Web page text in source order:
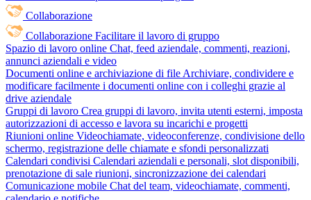
Collaborazione
Collaborazione Facilitare il lavoro di gruppo
Spazio di lavoro online Chat, feed aziendale, commenti, reazioni,
annunci aziendali e video
Documenti online e archiviazione di file Archiviare, condividere e
modificare facilmente i documenti online con i colleghi grazie al
drive aziendale
Gruppi di lavoro Crea gruppi di lavoro, invita utenti esterni, imposta
autorizzazioni di accesso e lavora su incarichi e progetti
Riunioni online Videochiamate, videoconferenze, condivisione dello
schermo, registrazione delle chiamate e sfondi personalizzati
Calendari condivisi Calendari aziendali e personali, slot disponibili,
prenotazione di sale riunioni, sincronizzazione dei calendari
Comunicazione mobile Chat del team, videochiamate, commenti,